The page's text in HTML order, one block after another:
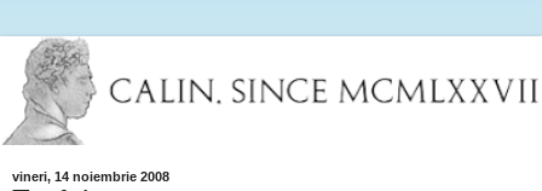
vineri, 14 noiembrie 2008